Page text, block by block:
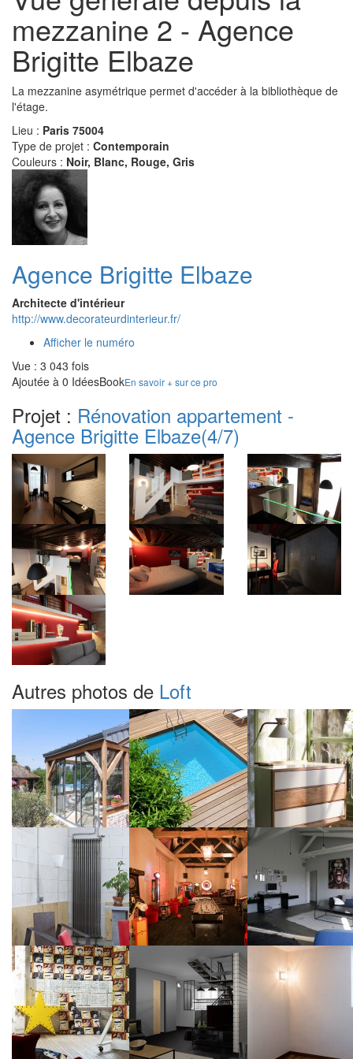
mezzanine 2 - Agence
Brigitte Elbaze
La mezzanine asymétrique permet d'accéder à la bibliothèque de
l'étage.
Lieu : Paris 75004
Type de projet : Contemporain
Couleurs : Noir, Blanc, Rouge, Gris
Agence Brigitte Elbaze
Architecte d'intérieur
http://www.decorateurdinterieur.fr/
Afficher le numéro
Vue : 3 043 fois
Ajoutée à 0 IdéesBookEn savoir + sur ce pro
Projet : Rénovation appartement -
Agence Brigitte Elbaze(4/7)
Autres photos de Loft